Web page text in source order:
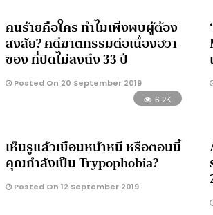
คนร้ายคือใคร ทำไมเพิ่งพบผู้ต้อง
สงสัย? คดีฆาตกรรมต่อเนื่องฮวา
ซอง ที่ปิดไม่ลงถึง 33 ปี
Posted On 20 September 2019
6.2K
เห็นรูแล้วเบือนหน้าหนี หรือตอนนี้
คุณกำลังเป็น Trypophobia?
Posted On 12 September 2019